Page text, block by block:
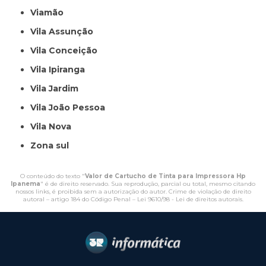
Viamão
Vila Assunção
Vila Conceição
Vila Ipiranga
Vila Jardim
Vila João Pessoa
Vila Nova
Zona sul
O conteúdo do texto "Valor de Cartucho de Tinta para Impressora Hp
Ipanema" é de direito reservado. Sua reprodução, parcial ou total, mesmo citando
nossos links, é proibida sem a autorização do autor. Crime de violação de direito
autoral – artigo 184 do Código Penal – Lei 9610/98 - Lei de direitos autorais.